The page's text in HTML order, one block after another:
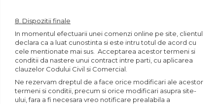
8. Dispozitii finale
In momentul efectuarii unei comenzi online pe site, clientul
declara ca a luat cunostinta si este intru totul de acord cu
cele mentionate mai sus. Acceptarea acestor termeni si
conditii da nastere unui contract intre parti, cu aplicarea
clauzelor Codului Civil si Comercial.
Ne rezervam dreptul de a face orice modificari ale acestor
termeni si conditii, precum si orice modificari asupra site-
ului, fara a fi necesara vreo notificare prealabila a